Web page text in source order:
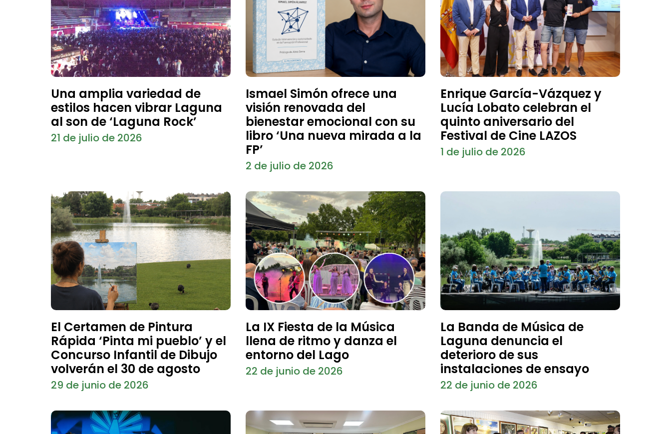
Una amplia variedad de
estilos hacen vibrar Laguna
al son de ‘Laguna Rock’
21 de julio de 2026
Ismael Simón ofrece una
visión renovada del
bienestar emocional con su
libro ‘Una nueva mirada a la
FP’
2 de julio de 2026
Enrique García-Vázquez y
Lucía Lobato celebran el
quinto aniversario del
Festival de Cine LAZOS
1 de julio de 2026
El Certamen de Pintura
Rápida ‘Pinta mi pueblo’ y el
Concurso Infantil de Dibujo
volverán el 30 de agosto
29 de junio de 2026
La IX Fiesta de la Música
llena de ritmo y danza el
entorno del Lago
22 de junio de 2026
La Banda de Música de
Laguna denuncia el
deterioro de sus
instalaciones de ensayo
22 de junio de 2026